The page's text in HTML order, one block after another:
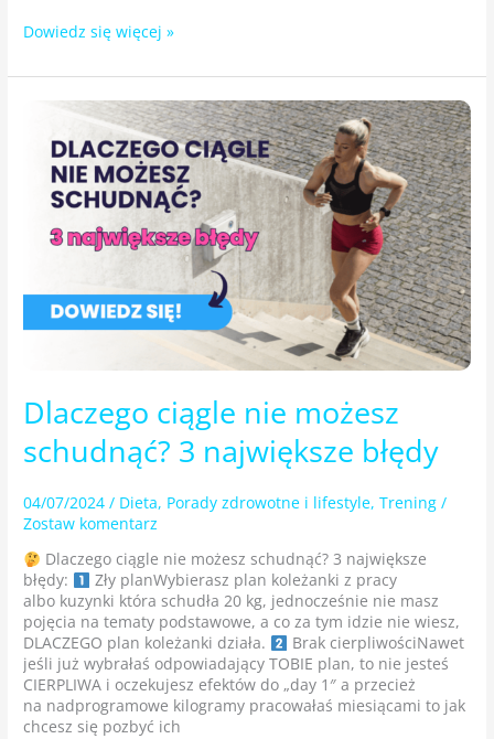
Dowiedz się więcej »
Dlaczego ciągle nie możesz
schudnąć? 3 największe błędy
04/07/2024/ Dieta, Porady zdrowotne i lifestyle,Trening /
Zostaw komentarz
Dlaczego ciągle nie możesz schudnąć? 3 największe
błędy:
Zły planWybierasz plan koleżanki z pracy
albo kuzynki która schudła 20 kg, jednocześnie nie masz
pojęcia na tematy podstawowe, a co za tym idzie nie wiesz,
DLACZEGO plan koleżanki działa.
Brak cierpliwościNawet
jeśli już wybrałaś odpowiadający TOBIE plan, to nie jesteś
CIERPLIWA i oczekujesz efektów do „day 1″ a przecież
na nadprogramowe kilogramy pracowałaś miesiącami to jak
chcesz się pozbyć ich
Dlaczego
nie możesz
schudnąć?
największe
błędy